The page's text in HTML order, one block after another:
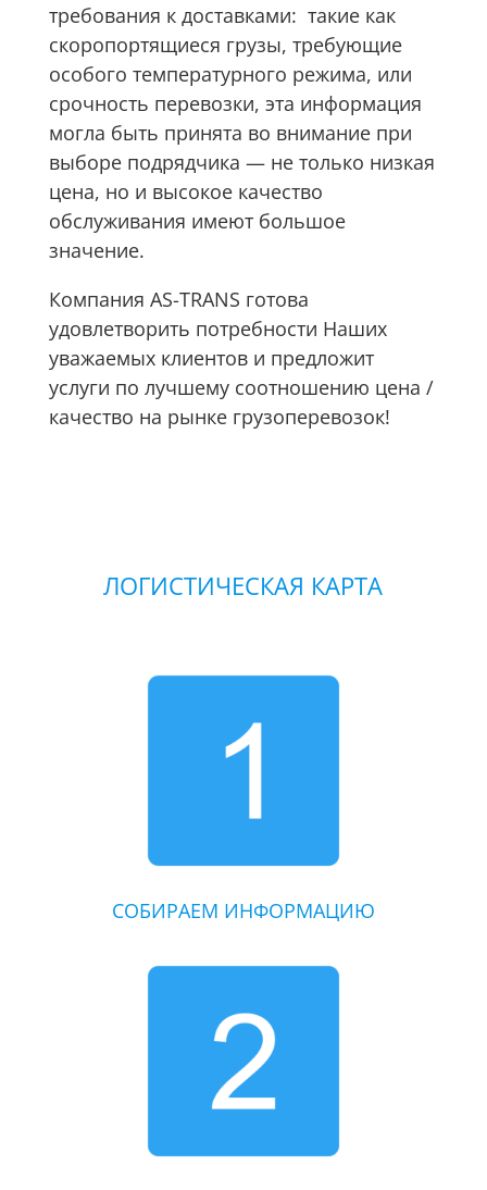
требования к доставками: такие как
скоропортящиеся грузы, требующие
особого температурного режима, или
срочность перевозки, эта информация
могла быть принята во внимание при
выборе подрядчика — не только низкая
цена, но и высокое качество
обслуживания имеют большое
значение.
Компания AS-TRANS готова
удовлетворить потребности Наших
уважаемых клиентов и предложит
услуги по лучшему соотношению цена /
качество на рынке грузоперевозок!
ЛОГИСТИЧЕСКАЯ КАРТА
СОБИРАЕМ ИНФОРМАЦИЮ